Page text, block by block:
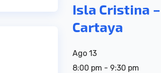
Isla Cristina –
Cartaya
Ago 13
8:00 pm - 9:30 pm